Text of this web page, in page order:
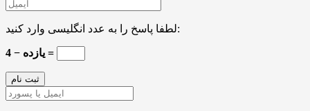
لطفا پاسخ را به عدد انگلیسی وارد کنید:
یازده − 4 =